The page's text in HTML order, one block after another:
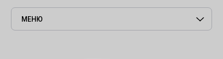
МЕНЮ